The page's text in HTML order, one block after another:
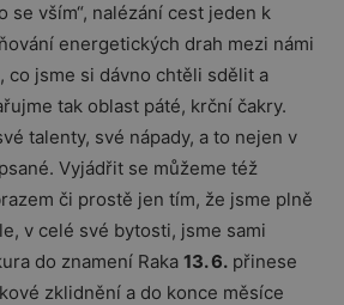
se vším“, nalézání cest jeden k
energetických drah mezi námi
co jsme si dávno chtěli sdělit a
tak oblast páté, krční čakry.
talenty, své nápady, a to nejen v
Vyjádřit se můžeme též
či prostě jen tím, že jsme plně
v celé své bytosti, jsme sami
do znamení Raka 13. 6. přinese
zklidnění a do konce měsíce